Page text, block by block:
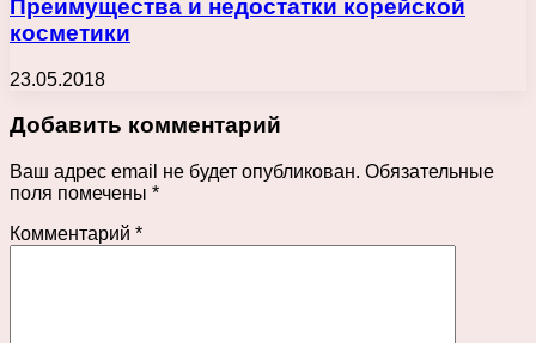
Преимущества и недостатки корейской
косметики
23.05.2018
Добавить комментарий
Ваш адрес email не будет опубликован. Обязательные
поля помечены *
Комментарий *